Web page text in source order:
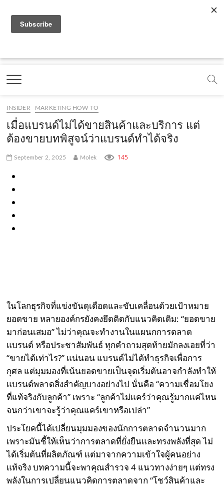
a
e
b
o
o
k
o
t
b
e
.
.
o
e
m
e
t
g
r
a
t
k
.
c
Marketing Oops!
DIGITAL | CREATIVE | ADVERTISING | CAMPAIGN |
INSIDER MARKETING HOW TO
เมื่อแบรนด์ไม่ได้ขายสินค้าและบริการ แต่
ต้องขายบทพิสูจน์ว่าแบรนด์ทำได้จริง
September 2, 2025 Molek 145
ในโลกธุรกิจที่แข่งขันดุเดือดและขับเคลื่อนด้วยเป้าหมาย
ยอดขาย หลายองค์กรยังคงยึดติดกับแนวคิดเดิม: “ยอดขาย
มาก่อนเสมอ” ไม่ว่าคุณจะทำงานในแผนกการตลาด
แบรนด์ หรือประชาสัมพันธ์ ทุกคำถามสุดท้ายมักลงเอยที่ว่า
“ขายได้เท่าไร?” แน่นอน แบรนด์ไม่ได้ทำธุรกิจเพื่อการ
กุศล แต่มุมมองที่เน้นยอดขายเป็นจุดเริ่มต้นอาจกำลังทำให้
แบรนด์พลาดสิ่งสำคัญบางอย่างไป นั่นคือ “ความเชื่อมโยง
ที่แท้จริงกับลูกค้า” เพราะ “ลูกค้าไม่แคร์ว่าคุณรู้มากแค่ไหน
จนกว่าเขาจะรู้ว่าคุณแคร์เขาหรือเปล่า”
ประโยคนี้ได้เปลี่ยนมุมมองของนักการตลาดจำนวนมาก
เพราะมันชี้ให้เห็นว่าการตลาดที่ยั่งยืนและทรงพลังที่สุด ไม่
ได้เริ่มต้นที่ผลิตภัณฑ์ แต่มาจากความเข้าใจผู้คนอย่าง
แท้จริง บทความนี้จะพาคุณสำรวจ 4 แนวทางง่ายๆ แต่ทรง
พลังในการเปลี่ยนแนวคิดการตลาดจาก “โชว์สินค้าและ